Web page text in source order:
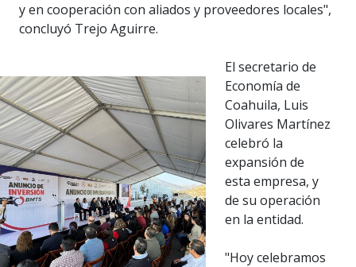
y en cooperación con aliados y proveedores locales",
concluyó Trejo Aguirre.
El secretario de
Economía de
Coahuila, Luis
Olivares Martínez
celebró la
expansión de
esta empresa, y
de su operación
en la entidad.
"Hoy celebramos